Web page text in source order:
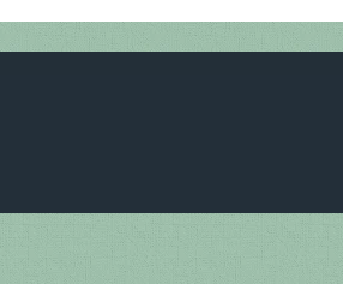
s
A
b
o
er gr
a
p